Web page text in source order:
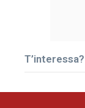
T’interessa?